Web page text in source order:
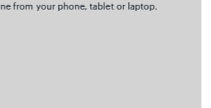
from your phone, tablet or laptop.